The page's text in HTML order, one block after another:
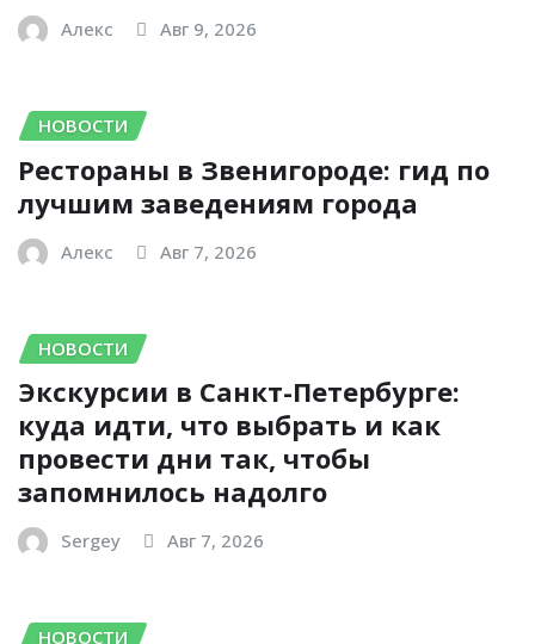
Алекс Авг 9, 2026
НОВОСТИ
Рестораны в Звенигороде: гид по
лучшим заведениям города
Алекс Авг 7, 2026
НОВОСТИ
Экскурсии в Санкт-Петербурге:
куда идти, что выбрать и как
провести дни так, чтобы
запомнилось надолго
Sergey Авг 7, 2026
НОВОСТИ